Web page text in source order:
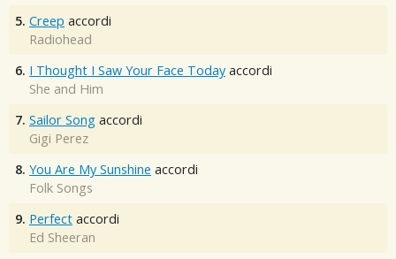
5. Creep accordi
Radiohead
6. I Thought I Saw Your Face Today accordi
She and Him
7. Sailor Song accordi
Gigi Perez
8. You Are My Sunshine accordi
Folk Songs
9. Perfect accordi
Ed Sheeran